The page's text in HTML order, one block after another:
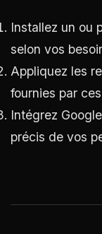
Installez un ou
selon vos
Appliquez les
fournies par
Intégrez
précis de vos